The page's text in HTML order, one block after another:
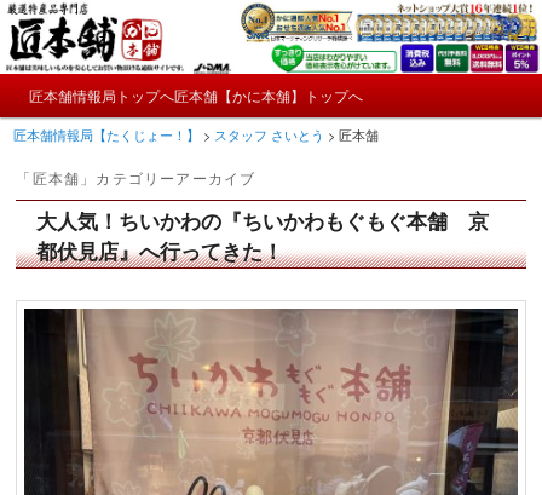
メ
イ
ン
ン
テ
サ
ブ
コ
テ
ン
匠本舗情報局【たくじょー！】
かにやおせちについてのおもしろ情報や興味深い記事をお届けします。
ン
メ
イ
ン
コ
サ
ブ
コ
ン
匠本舗情報局トップへ匠本舗【かに本舗】トップへ
匠本舗情報局【たくじょー！】 > スタッフ さいとう >匠本舗
「匠本舗 」カテゴリーアーカイブ
大人気！ちいかわの『ちいかわもぐもぐ本舗 京
都伏見店』へ行ってきた！